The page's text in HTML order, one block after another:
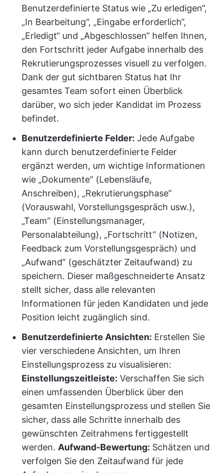
Benutzerdefinierte Status wie „Zu erledigen“,
„In Bearbeitung“, „Eingabe erforderlich“,
„Erledigt“ und „Abgeschlossen“ helfen Ihnen,
den Fortschritt jeder Aufgabe innerhalb des
Rekrutierungsprozesses visuell zu verfolgen.
Dank der gut sichtbaren Status hat Ihr
gesamtes Team sofort einen Überblick
darüber, wo sich jeder Kandidat im Prozess
befindet.
Benutzerdefinierte Felder: Jede Aufgabe
kann durch benutzerdefinierte Felder
ergänzt werden, um wichtige Informationen
wie „Dokumente” (Lebensläufe,
Anschreiben), „Rekrutierungsphase”
(Vorauswahl, Vorstellungsgespräch usw.),
„Team” (Einstellungsmanager,
Personalabteilung), „Fortschritt” (Notizen,
Feedback zum Vorstellungsgespräch) und
„Aufwand” (geschätzter Zeitaufwand) zu
speichern. Dieser maßgeschneiderte Ansatz
stellt sicher, dass alle relevanten
Informationen für jeden Kandidaten und jede
Position leicht zugänglich sind.
Benutzerdefinierte Ansichten: Erstellen Sie
vier verschiedene Ansichten, um Ihren
Einstellungsprozess zu visualisieren:
Einstellungszeitleiste: Verschaffen Sie sich
einen umfassenden Überblick über den
gesamten Einstellungsprozess und stellen Sie
sicher, dass alle Schritte innerhalb des
gewünschten Zeitrahmens fertiggestellt
werden. Aufwand-Bewertung: Schätzen und
verfolgen Sie den Zeitaufwand für jede